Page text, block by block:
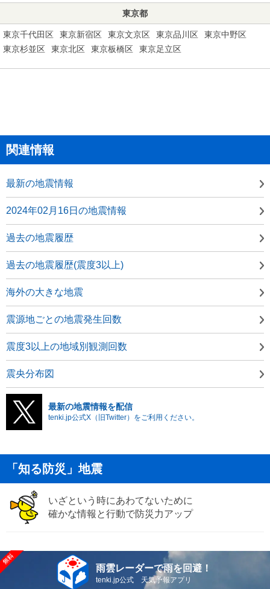
東京都
東京千代田区 東京新宿区 東京文京区 東京品川区
東京中野区
東京杉並区
東京北区 東京板橋区 東京足立区
関連情報
最新の地震情報
2024年02月16日の地震情報
過去の地震履歴
過去の地震履歴(震度3以上)
海外の大きな地震
震源地ごとの地震発生回数
震度3以上の地域別観測回数
震央分布図
最新の地震情報を配信
tenki.jp公式X（旧Twitter）をご利用ください。
「知る防災」地震
いざという時にあわてないために
確かな情報と行動で防災力アップ
雨雲レーダーで雨を回避！
tenki.jp公式 天気予報アプリ